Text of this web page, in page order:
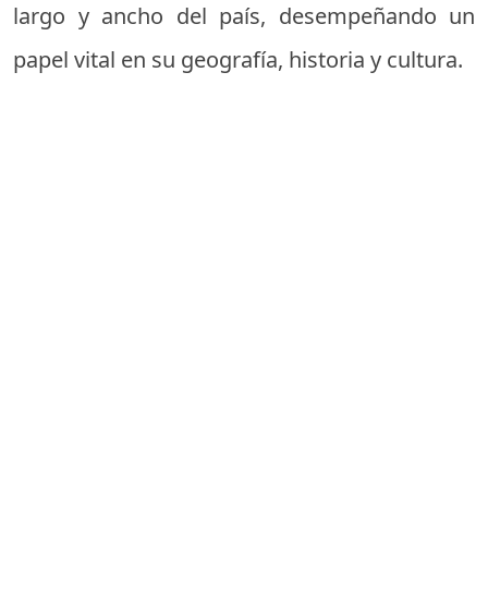
largo y ancho del país, desempeñando un
papel vital en su geografía, historia y cultura.